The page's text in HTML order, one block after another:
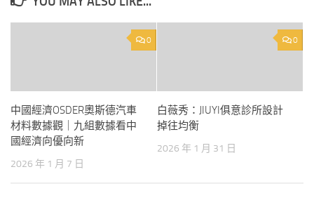
0
中國經濟OSDER奧斯德汽車
材料數據觀｜九組數據看中
國經濟向優向新
2026 年 1 月 7 日
0
白薇秀：JIUYI俱意診所設計
掉往均衡
2026 年 1 月 31 日